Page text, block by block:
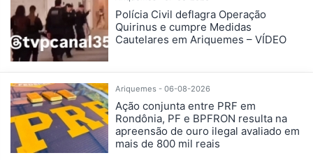
Polícia Civil deflagra Operação
Quirinus e cumpre Medidas
Cautelares em Ariquemes – VÍDEO
Ariquemes - 06-08-2026
Ação conjunta entre PRF em
Rondônia, PF e BPFRON resulta na
apreensão de ouro ilegal avaliado em
mais de 800 mil reais